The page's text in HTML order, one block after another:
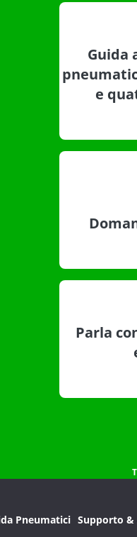
Guida
e
Parla
Pneumatici Supporto &